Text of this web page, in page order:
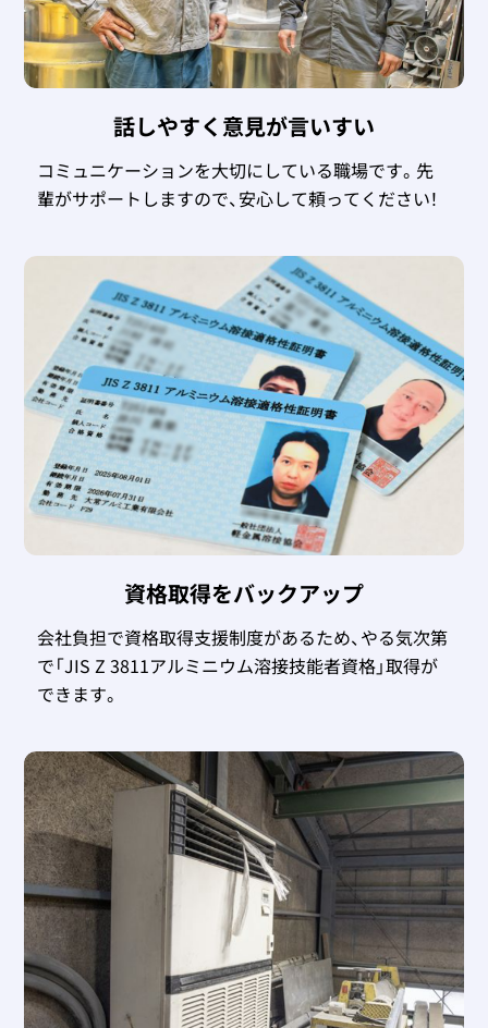
話しやすく意見が言いすい
コミュニケーションを大切にしている職場です。先
輩がサポートしますので、安心して頼ってください！
資格取得をバックアップ
会社負担で資格取得支援制度があるため、やる気次第
で「JIS Z 3811アルミニウム溶接技能者資格」取得が
できます。